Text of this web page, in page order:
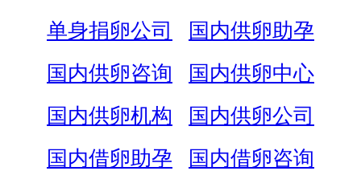
单身捐卵公司
国内供卵助孕
国内供卵咨询
国内供卵中心
国内供卵机构
国内供卵公司
国内借卵助孕
国内借卵咨询